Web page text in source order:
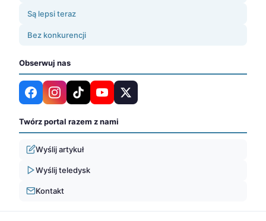
Są lepsi teraz
Bez konkurencji
Obserwuj nas
Twórz portal razem z nami
Wyślij artykuł
Wyślij teledysk
Kontakt